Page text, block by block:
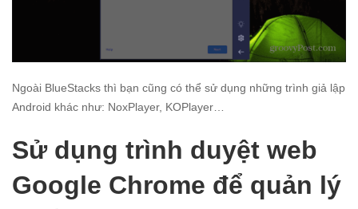
Ngoài BlueStacks thì bạn cũng có thể sử dụng những trình giả lập
Android khác như: NoxPlayer, KOPlayer…
Sử dụng trình duyệt web
Google Chrome để quản lý